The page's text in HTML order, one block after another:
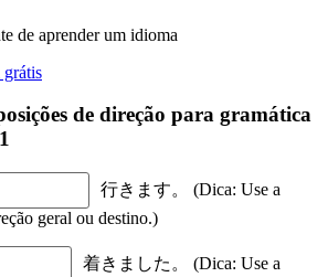
de aprender um idioma
de direção para gramática
行きます。 (Dica: Use a
geral ou destino.)
着きました。 (Dica: Use a